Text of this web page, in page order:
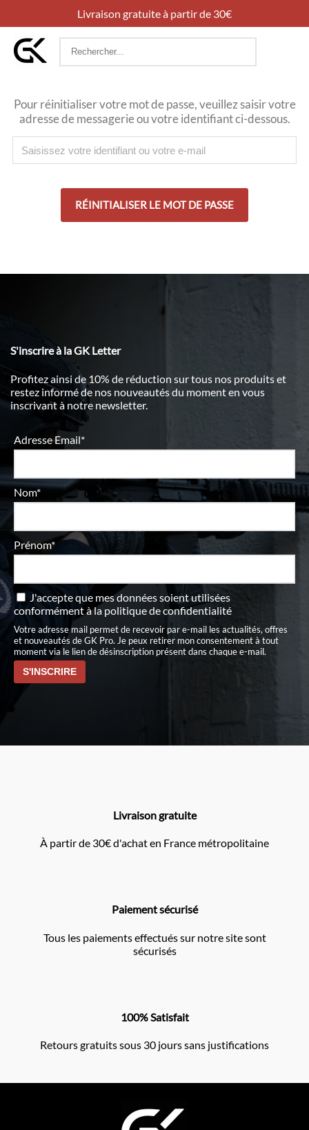
Livraison gratuite à partir de 30€
Rechercher
Pour réinitialiser votre mot de passe, veuillez saisir votre
adresse de messagerie ou votre identifiant ci-dessous.
S'inscrire à la GK Letter
Profitez ainsi de 10% de réduction sur tous nos produits et
restez informé de nos nouveautés du moment en vous
inscrivant à notre newsletter.
Adresse Email*
Nom*
Prénom*
J'accepte que mes données soient utilisées
conformément àla politique de confidentialité
Votre adresse mail permet de recevoir par e-mail les actualités, offres
et nouveautés de GK Pro. Je peux retirer mon consentement à tout
moment via le lien de désinscription présent dans chaque e-mail.
Livraison gratuite
À partir de 30€ d'achat en France métropolitaine
Paiement sécurisé
Tous les paiements effectués sur notre site sont
sécurisés
100% Satisfait
Retours gratuits sous 30 jours sans justifications